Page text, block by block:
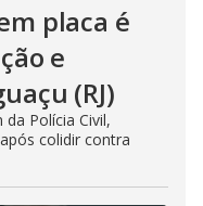
placa é
e
(RJ)
Polícia Civil,
colidir contra